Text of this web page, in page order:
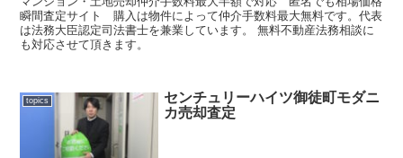
瞬間査定サイト 購入は物件によって仲介手数料最大無料です。代表
は法務大臣認定司法書士を兼業しています。 無料不動産法務相談に
も対応させて頂きます。
topics
センチュリーハイツ御徒町モダニ
カ売却査定